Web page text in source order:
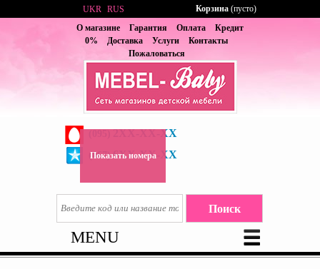
О магазине Гарантия Оплата
Кредит
0%
Доставка Услуги
Контакты
Пожаловаться
2XX-XX-XX
(067) 6XX-XX-XX
Показать номера
UKR RUS Корзина (пусто)
MENU